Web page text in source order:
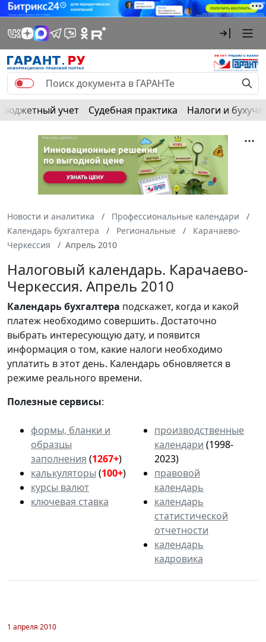
Бюджетный учет Судебная практика Налоги и
Новости и аналитика
Профессиональные календари
Календарь бухгалтера
Региональные
Карачаево-
Черкессия
Апрель 2010
Налоговый календарь. Карачаево-
Черкессия. Апрель 2010
Календарьбухгалтера подскажет, когда и какой
платеж необходимо совершить. Достаточно
выбрать интересующую дату, и появится
информация о том, какие налоги необходимо
уплатить в этот день. Календарь обновляется в
режиме реального времени.
Полезные сервисы:
формы, бланки и
образцы
заполнения (1267+)
калькуляторы (100+)
курсы валют
ключевая ставка
производственные
календари (1998-
2023)
правовой
календарь
календарь
статистической
отчетности
календарь
кадровика
1 апреля 2010